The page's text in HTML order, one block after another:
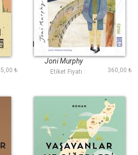
₺
Konuşan Hayvanlar
Joni Murphy
Etiket Fiyatı : 360,00 ₺